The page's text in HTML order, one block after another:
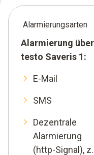
Alarmierungsarten
Alarmierung über
testo Saveris 1:
E-Mail
SMS
Dezentrale
Alarmierung
(http-Signal),